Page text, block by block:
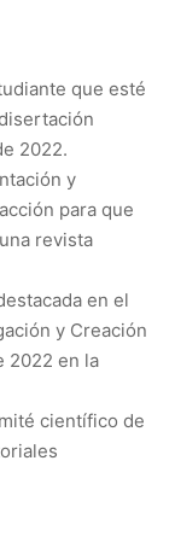
que esté
2022.
y
para que
revista
en el
y Creación
2022 en la
científico de